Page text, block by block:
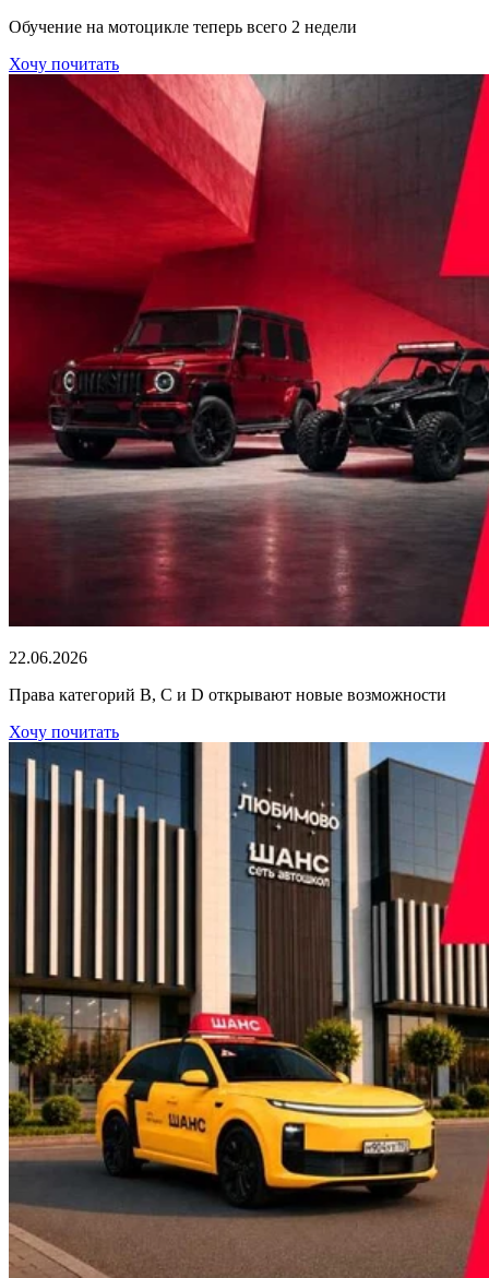
Обучение на мотоцикле теперь всего 2 недели
Хочу почитать
22.06.2026
Права категорий В, С и D открывают новые возможности
Хочу почитать